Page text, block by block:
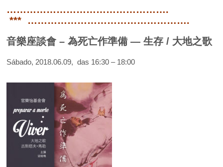
………………………………………….
*** ………………………………………….
音樂座談會 – 為死亡作準備 — 生存 / 大地之歌
Sábado, 2018.06.09, das 16:30 – 18:00